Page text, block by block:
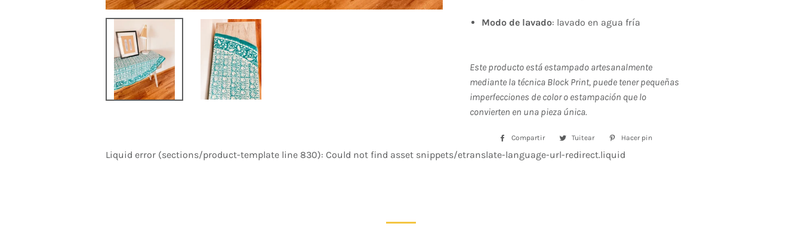
Modo de lavado: lavado en agua fría
Este producto está estampado artesanalmente
mediante la técnica Block Print, puede tener pequeñas
imperfecciones de color o estampación que lo
convierten en una pieza única.
Compartir
CompartirTuitear
Tuitear
en
Hacer pin
Liquid error (sections/product-template line 830): Could not find asset snippets/etranslate-language-url-redirect.liquid